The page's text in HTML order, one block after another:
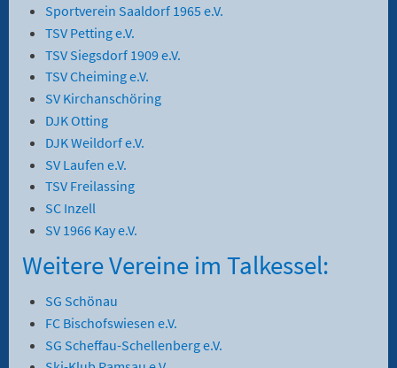
Sportverein Saaldorf 1965 e.V.
TSV Petting e.V.
TSV Siegsdorf 1909 e.V.
TSV Cheiming e.V.
SV Kirchanschöring
DJK Otting
DJK Weildorf e.V.
SV Laufen e.V.
TSV Freilassing
SC Inzell
SV 1966 Kay e.V.
Weitere Vereine im Talkessel:
SG Schönau
FC Bischofswiesen e.V.
SG Scheffau-Schellenberg e.V.